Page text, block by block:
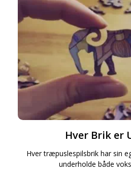
Hver Brik er
Hver træpuslespilsbrik har sin
underholde både